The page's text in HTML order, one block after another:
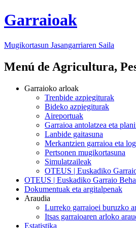
Garraioak
Mugikortasun Jasangarriaren Saila
Menú de Agricultura,
Garraioko arloak
Trenbide azpiegiturak
Bideko azpiegiturak
Aireportuak
Garraioa antolatzea eta
Lanbide gaitasuna
Merkantzien garraioa eta
Pertsonen mugikortasuna
Simulatzaileak
OTEUS | Euskadiko
OTEUS | Euskadiko Garraio
Dokumentuak eta argitalpenak
Araudia
Lurreko garraioei buruzko
Itsas garraioaren arloko
Estatistika